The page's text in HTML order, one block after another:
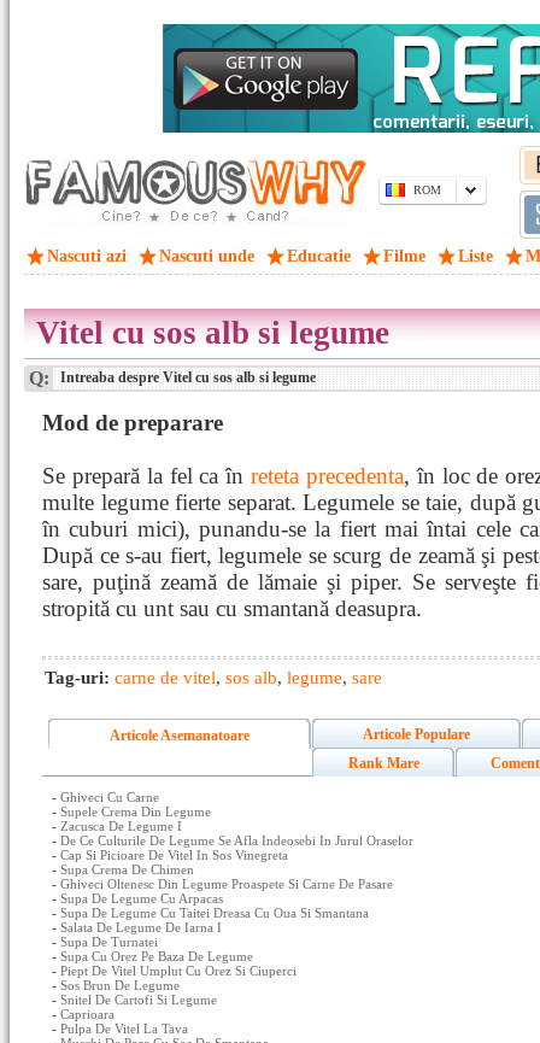
ROM
Nascuti azi Nascuti unde Educatie Filme Liste
Vitel cu sos alb si legume
Q: Intreaba despre Vitel cu sos alb si legume
Mod de preparare
Se prepară la fel ca înreteta precedenta, în loc de
multe legume fierte separat. Legumele se taie, după
în cuburi mici), punandu-se la fiert mai întai cele
După ce s-au fiert, legumele se scurg de zeamă şi
sare, puţină zeamă de lămaie şi piper. Se serveşte
stropită cu unt sau cu smantană deasupra.
Tag-uri: carne de vitel, sos alb, legume, sare
Articole Asemanatoare
Articole Populare
Rank Mare
- Ghiveci Cu Carne
- Supele Crema Din Legume
- Zacusca De Legume I
- De Ce Culturile De Legume Se Afla Indeosebi In Jurul Oraselor
- Cap Si Picioare De Vitel In Sos Vinegreta
- Supa Crema De Chimen
- Ghiveci Oltenesc Din Legume Proaspete Si Carne De Pasare
- Supa De Legume Cu Arpacas
- Supa De Legume Cu Taitei Dreasa Cu Oua Si Smantana
- Salata De Legume De Iarna I
- Supa De Turnatei
- Supa Cu Orez Pe Baza De Legume
- Piept De Vitel Umplut Cu Orez Si Ciuperci
- Sos Brun De Legume
- Snitel De Cartofi Si Legume
- Caprioara
- Pulpa De Vitel La Tava